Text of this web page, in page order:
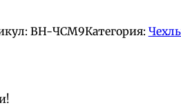
BH-ЧСМ9Категория: